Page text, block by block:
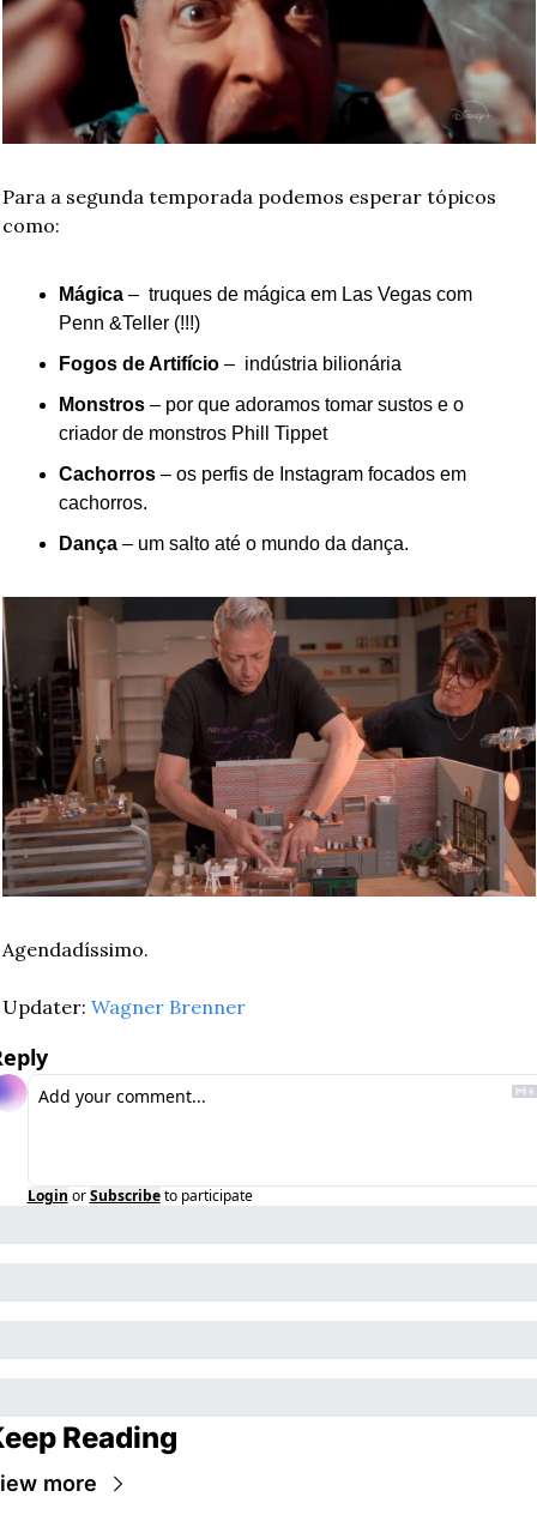
Para a segunda temporada podemos esperar tópicos
como:
Mágica –  truques de mágica em Las Vegas com
Penn &Teller (!!!)
Fogos de Artifício –  indústria bilionária
Monstros – por que adoramos tomar sustos e o
criador de monstros Phill Tippet
Cachorros – os perfis de Instagram focados em
cachorros.
Dança – um salto até o mundo da dança.
Agendadíssimo.
Updater: Wagner Brenner
Login or Subscribe to participate
Reading
more